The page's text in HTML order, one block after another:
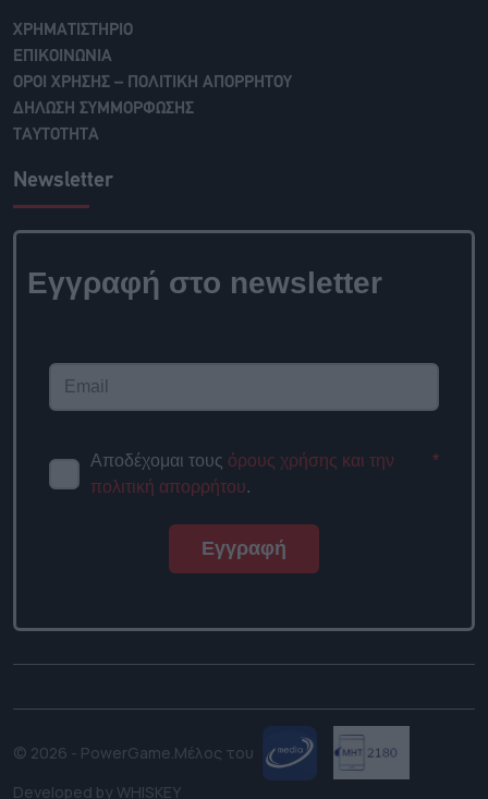
ΧΡΗΜΑΤΙΣΤΗΡΙΟ
ΕΠΙΚΟΙΝΩΝΙΑ
ΟΡΟΙ ΧΡΗΣΗΣ – ΠΟΛΙΤΙΚΗ ΑΠΟΡΡΗΤΟΥ
ΔΗΛΩΣΗ ΣΥΜΜΟΡΦΩΣΗΣ
ΤΑΥΤΟΤΗΤΑ
Newsletter
Εγγραφή στο
Αποδέχομαι τους
και την πολιτική απορρήτου
© 2026 - PowerGame.Μέλος του